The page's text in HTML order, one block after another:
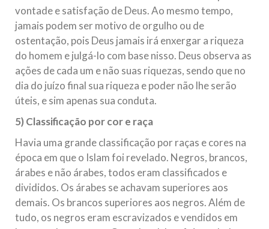
vontade e satisfação de Deus. Ao mesmo tempo,
jamais podem ser motivo de orgulho ou de
ostentação, pois Deus jamais irá enxergar a riqueza
do homem e julgá-lo com base nisso. Deus observa as
ações de cada um e não suas riquezas, sendo que no
dia do juízo final sua riqueza e poder não lhe serão
úteis, e sim apenas sua conduta.
5) Classificação por cor e raça
Havia uma grande classificação por raças e cores na
época em que o Islam foi revelado. Negros, brancos,
árabes e não árabes, todos eram classificados e
divididos. Os árabes se achavam superiores aos
demais. Os brancos superiores aos negros. Além de
tudo, os negros eram escravizados e vendidos em